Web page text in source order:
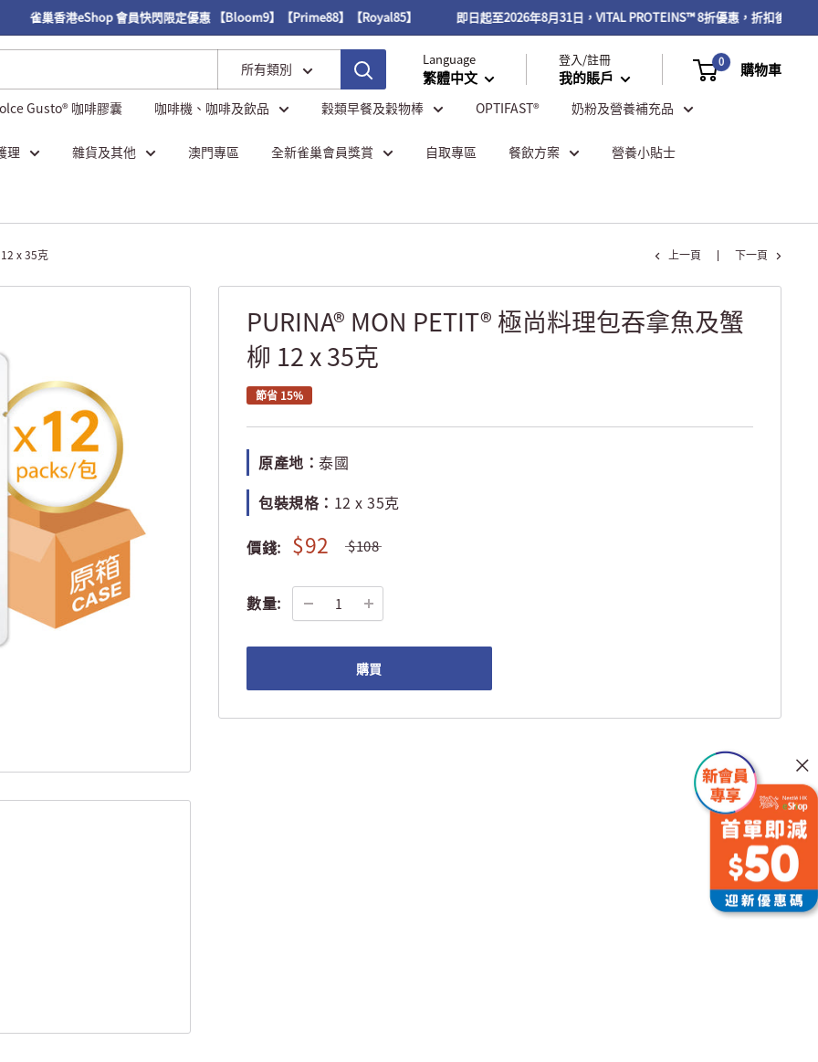
雀巢香港eShop 會員快閃限定優惠 【Bloom9】【Prime88】【Royal85】 即日起至2026年8月31日，VITAL PROTEINS™ 8折優惠，折扣後滿$500
所有類別
Language
繁體中文
登入/註冊
我的賬戶
0 購物車
Gusto® 咖啡膠囊 咖啡機、咖啡及飲品 穀類早餐及穀物棒 OPTIFAST® 奶粉及營養補充品
理 雜貨及其他 澳門專區 全新雀巢會員獎賞 自取專區 餐飲方案 營養小貼士
x 35克 上一頁 下一頁
PURINA® MON PETIT® 極尚料理包吞拿魚及蟹
柳 12 x 35克
節省 15%
原產地： 泰國
包裝規格： 12 x 35克
價錢: $92 $108
數量:
購買